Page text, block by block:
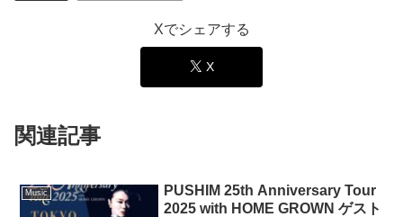
Xでシェアする
X
関連記事
Music
PUSHIM 25th Anniversary Tour
2025 with HOME GROWN ゲスト